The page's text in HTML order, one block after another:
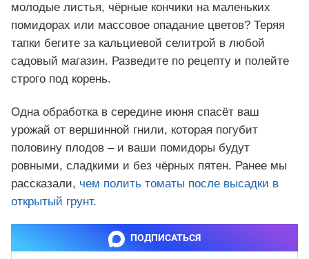
молодые листья, чёрные кончики на маленьких
помидорах или массовое опадание цветов? Теряя
тапки бегите за кальциевой селитрой в любой
садовый магазин. Разведите по рецепту и полейте
строго под корень.
Одна обработка в середине июня спасёт ваш
урожай от вершинной гнили, которая погубит
половину плодов – и ваши помидоры будут
ровными, сладкими и без чёрных пятен. Ранее мы
рассказали, чем полить томаты после высадки в
открытый грунт.
ПОДПИСАТЬСЯ